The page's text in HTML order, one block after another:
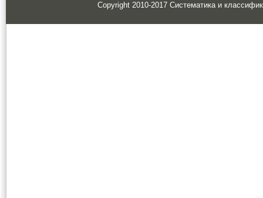
Copyright 2010-2017 Систематика и